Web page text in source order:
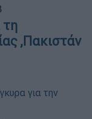
τη
,Πακιστάν